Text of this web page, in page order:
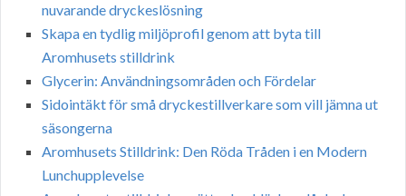
nuvarande dryckeslösning
Skapa en tydlig miljöprofil genom att byta till
Aromhusets stilldrink
Glycerin: Användningsområden och Fördelar
Sidointäkt för små dryckestillverkare som vill jämna ut
säsongerna
Aromhusets Stilldrink: Den Röda Tråden i en Modern
Lunchupplevelse